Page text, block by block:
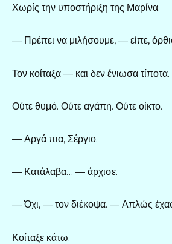
Χωρίς την υποστήριξη της Μαρίνα.
— Πρέπει να μιλήσουμε, — είπε,
Τον κοίταξα — και δεν ένιωσα τίποτα.
Ούτε θυμό. Ούτε αγάπη. Ούτε οίκτο.
— Αργά πια, Σέργιο.
— Κατάλαβα… — άρχισε.
— Όχι, — τον διέκοψα. — Απλώς
Κοίταξε κάτω.